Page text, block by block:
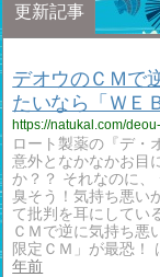
更新記事
デオウのＣＭで
たいなら「ＷＥ
https://natukal.com/
ロート製薬の『デ・
意外となかなかお目
か？？ それなのに
臭そう！気持ち悪い
て批判を耳にしてい
ＣＭで逆に気持ち悪
限定ＣＭ」が最恐！
年前